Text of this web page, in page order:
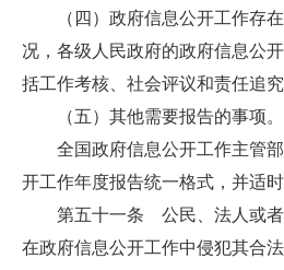
（四）政府信息公开工作存
况，各级人民政府的政府信息公
括工作考核、社会评议和责任追究
（五）其他需要报告的事项。
全国政府信息公开工作主管
开工作年度报告统一格式，并适时
第五十一条 公民、法人或
在政府信息公开工作中侵犯其合